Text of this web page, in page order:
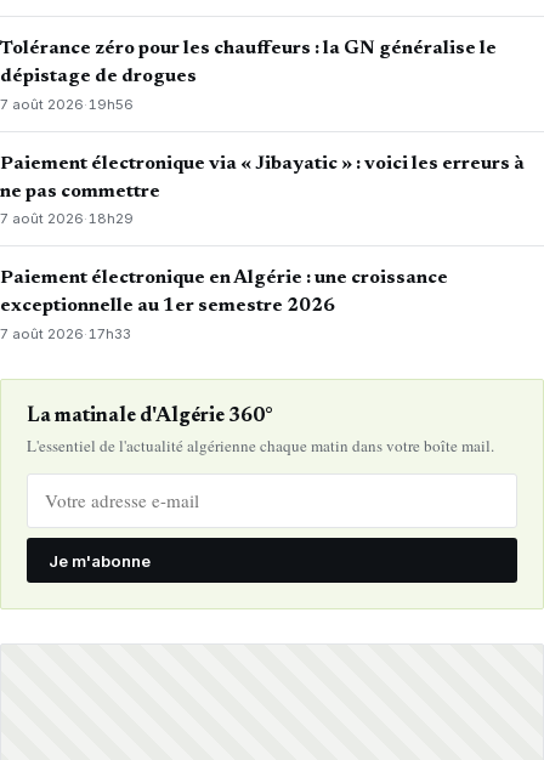
Tolérance zéro pour les chauffeurs : la GN généralise le
dépistage de drogues
7 août 2026·19h56
Paiement électronique via « Jibayatic » : voici les erreurs à
ne pas commettre
7 août 2026·18h29
Paiement électronique en Algérie : une croissance
exceptionnelle au 1er semestre 2026
7 août 2026·17h33
La matinale d'Algérie 360°
L'essentiel de l'actualité algérienne chaque matin dans votre boîte mail.
Je m'abonne